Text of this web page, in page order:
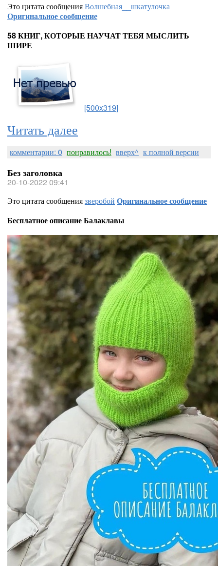
Это цитата сообщенияВолшебная__шкатулочка
Оригинальное сообщение
58 КНИГ, КОТОРЫЕ НАУЧАТ ТЕБЯ МЫСЛИТЬ
ШИРЕ
[500x319]
Читать далее
комментарии: 0 понравилось! вверх^ к полной версии
Без заголовка
20-10-2022 09:41
Это цитата сообщениязверобой Оригинальное сообщение
Бесплатное описание Балаклавы